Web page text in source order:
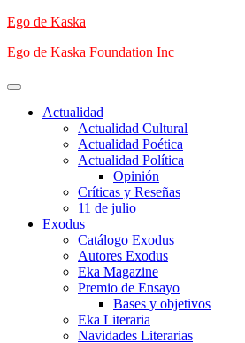
Saltar
contenido
Ego de Kaska
Ego de Kaska Foundation Inc
Menú
principalActualidad
Actualidad Cultural
Actualidad Poética
Actualidad Política
Opinión
Críticas y Reseñas
11 de julio
Exodus
Catálogo Exodus
Autores Exodus
Eka Magazine
Premio de Ensayo
Bases y objetivos
Eka Literaria
Navidades Literarias